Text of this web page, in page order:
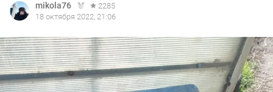
mikola76
2285
18 октября 2022, 21:06